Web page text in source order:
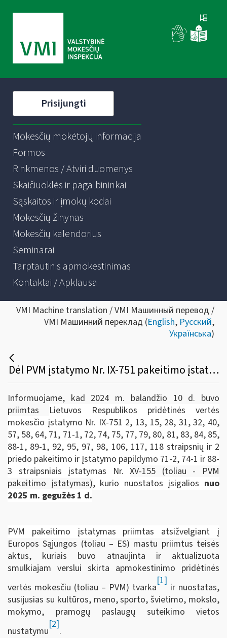
Prisijungti
Mokesčių mokėtojų informacija
Formos
Rinkmenos / Atviri duomenys
Skaičiuoklės ir pagalbininkai
Sąskaitos ir įmokų kodai
Mokesčių žinynas
Mokesčių kalendorius
Seminarai
Tarptautinis apmokestinimas
Kontaktai / Apklausa
VMI Machine translation / VMI Машинный перевод /
VMI Машинний переклад (English, Русский,
Українська)
Dėl PVM įstatymo Nr. IX-751 pakeitimo įstatymo ir su juo susijusių pakeitimų nuo 2025-05-01
Informuojame, kad 2024 m. balandžio 10 d. buvo
priimtas Lietuvos Respublikos pridėtinės vertės
mokesčio įstatymo Nr. IX-751 2, 13, 15, 28, 31, 32, 40,
57, 58, 64, 71, 71-1, 72, 74, 75, 77, 79, 80, 81, 83, 84, 85,
88-1, 89-1, 92, 95, 97, 98, 106, 117, 118 straipsnių ir 2
priedo pakeitimo ir Įstatymo papildymo 71-2, 74-1 ir 88-
3 straipsniais įstatymas Nr.XV-155 (toliau ­- PVM
pakeitimo įstatymas), kurio nuostatos įsigalios nuo
2025 m. gegužės 1 d.
PVM pakeitimo įstatymas priimtas atsižvelgiant į
Europos Sąjungos (toliau – ES) mastu priimtus teisės
aktus, kuriais buvo atnaujinta ir aktualizuota
smulkiajam verslui skirta apmokestinimo pridėtinės
vertės mokesčiu (toliau – PVM) tvarka
[1]
ir nuostatas,
susijusias su kultūros, meno, sporto, švietimo, mokslo,
mokymo, pramogų paslaugų suteikimo vietos
nustatymu
[2]
.